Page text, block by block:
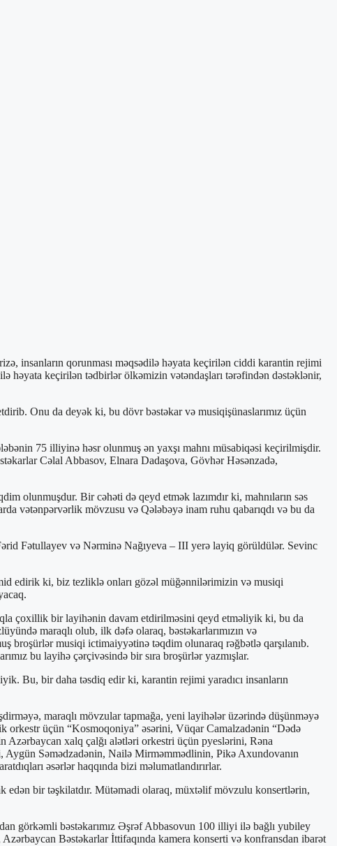
insanların qorunması məqsədilə həyata keçirilən ciddi karantin rejimi
həyata keçirilən tədbirlər ölkəmizin vətəndaşları tərəfindən dəstəklənir,
Onu da deyək ki, bu dövr bəstəkar və musiqişünaslarımız üçün
75 illiyinə həsr olunmuş ən yaxşı mahnı müsabiqəsi keçirilmişdir.
Cəlal Abbasov, Elnara Dadaşova, Gövhər Həsənzadə,
olunmuşdur. Bir cəhəti də qeyd etmək lazımdır ki, mahnıların səs
vətənpərvərlik mövzusu və Qələbəyə inam ruhu qabarıqdı və bu da
Fətullayev və Nərminə Nağıyeva – III yerə layiq görüldülər. Sevinc
edirik ki, biz tezliklə onları gözəl müğənnilərimizin və musiqi
çoxillik bir layihənin davam etdirilməsini qeyd etməliyik ki, bu da
maraqlı olub, ilk dəfə olaraq, bəstəkarlarımızın və
broşürlər musiqi ictimaiyyətinə təqdim olunaraq rəğbətlə qarşılanıb.
bu layihə çərçivəsində bir sıra broşürlər yazmışlar.
Bu, bir daha təsdiq edir ki, karantin rejimi yaradıcı insanların
maraqlı mövzular tapmağa, yeni layihələr üzərində düşünməyə
orkestr üçün “Kosmoqoniya” əsərini, Vüqar Camalzadənin “Dədə
xalq çalğı alətləri orkestri üçün pyeslərini, Rəna
Səmədzadənin, Nailə Mirməmmədlinin, Pikə Axundovanın
əsərlər haqqında bizi məlumatlandırırlar.
edən bir təşkilatdır. Mütəmadi olaraq, müxtəlif mövzulu konsertlərin,
görkəmli bəstəkarımız Əşrəf Abbasovun 100 illiyi ilə bağlı yubiley
Bəstəkarlar İttifaqında kamera konserti və konfransdan ibarət